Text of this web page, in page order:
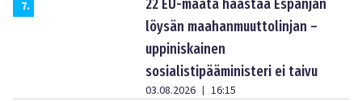
7.
22 EU-maata haastaa Espanjan
löysän maahanmuuttolinjan –
uppiniskainen
sosialistipääministeri ei taivu
03.08.2026 | 16:15